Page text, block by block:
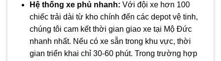
Hệ thống xe phủ nhanh: Với đội xe hơn 100
chiếc trải dài từ kho chính đến các depot vệ tinh,
chúng tôi cam kết thời gian giao xe tại Mộ Đức
nhanh nhất. Nếu có xe sẵn trong khu vực, thời
gian triển khai chỉ 30-60 phút. Trong trường hợp